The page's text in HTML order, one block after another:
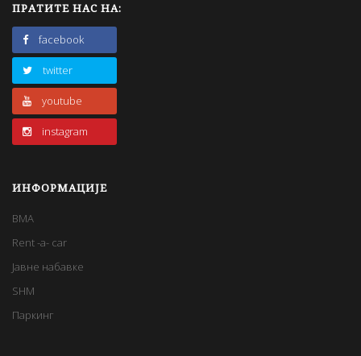
ПРАТИТЕ НАС НА:
facebook
twitter
youtube
instagram
ИНФОРМАЦИЈЕ
BMA
Rent -a- car
Јавне набавке
SHM
Паркинг